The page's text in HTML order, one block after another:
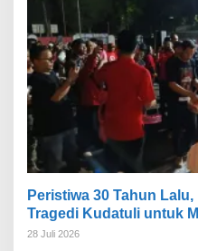
Peristiwa 30 Tahun
Tragedi Kudatuli untuk
28 Juli 2026